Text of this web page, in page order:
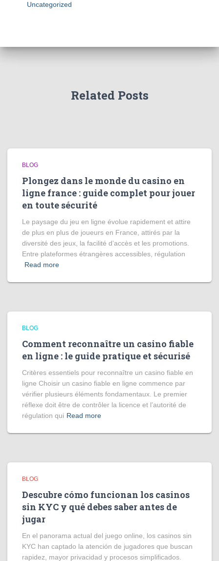
Uncategorized
Related Posts
BLOG
Plongez dans le monde du casino en
ligne france : guide complet pour jouer
en toute sécurité
Le paysage du jeu en ligne évolue rapidement et attire
de plus en plus de joueurs en France, attirés par la
diversité des jeux, la facilité d’accès et les promotions.
Entre plateformes étrangères accessibles, régulation
Read more
BLOG
Comment reconnaître un casino fiable
en ligne : le guide pratique et sécurisé
Critères essentiels pour reconnaître un casino fiable en
ligne Choisir un casino fiable en ligne commence par
vérifier plusieurs éléments fondamentaux. Le premier
réflexe doit être de contrôler la licence et l’autorité de
régulation qui Read more
BLOG
Descubre cómo funcionan los casinos
sin KYC y qué debes saber antes de
jugar
En el panorama actual del juego online, los casinos sin
KYC han captado la atención de jugadores que buscan
rapidez, mayor privacidad y procesos simplificados.